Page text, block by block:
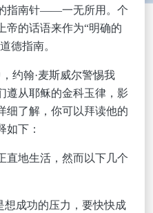
指南针——一无所用。个
帝的话语来作为“明确的
德指南。
约翰·麦斯威尔警惕我
遵从耶稣的金科玉律，影
细了解，你可以拜读他的
如下：
直地生活，然而以下几个
想成功的压力，要快快成